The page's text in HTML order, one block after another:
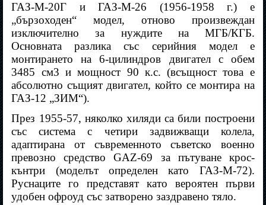
ГАЗ-М-20Г и ГАЗ-М-26 (1956-1958 г.) е
„бързоходен“ модел, отново произвеждан
изключително за нуждите на МГБ/КГБ.
Основната разлика със серийния модел е
монтирането на 6-цилиндров двигател с обем
3485 см3 и мощност 90 к.с. (всъщност това е
абсолютно същият двигател, който се монтира на
ГАЗ-12 „ЗИМ“).
През 1955-57, няколко хиляди са били построени
със система с четири задвижващи колела,
адаптирана от съвременното съветско военно
превозно средство GAZ-69 за пътуване крос-
кънтри (моделът определен като ГАЗ-М-72).
Руснаците го представят като вероятен първи
удобен офроуд със затворено заздравено тяло.